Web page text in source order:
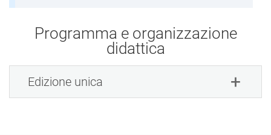
Programma e organizzazione
didattica
Edizione unica